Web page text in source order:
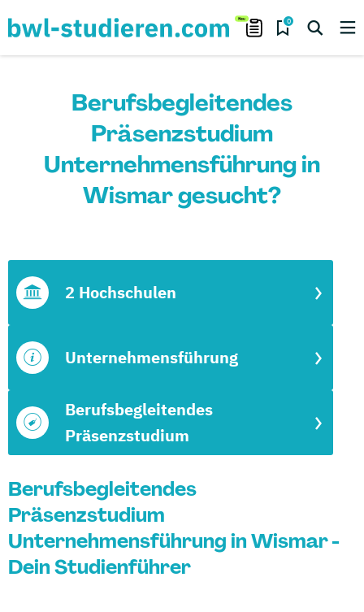
0
Berufsbegleitendes
Präsenzstudium
Unternehmensführung in
Wismar gesucht?
Berufsbegleitendes
Präsenzstudium
Unternehmensführung
2 Hochschulen
Berufsbegleitendes
Präsenzstudium
Unternehmensführung in Wismar -
Dein Studienführer